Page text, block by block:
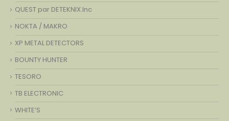
QUEST par DETEKNIX.Inc
NOKTA / MAKRO
XP METAL DETECTORS
BOUNTY HUNTER
TESORO
TB ELECTRONIC
WHITE’S